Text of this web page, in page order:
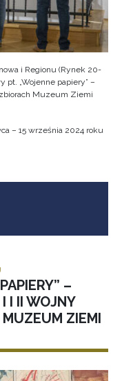
i Regionu (Rynek 20-
pt. „Wojenne papiery” –
Muzeum Ziemi
– 15 września 2024 roku
–
I II WOJNY
ZIEMI